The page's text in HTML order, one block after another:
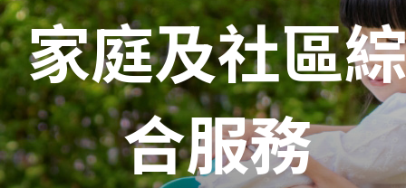
家庭及社區
合服務